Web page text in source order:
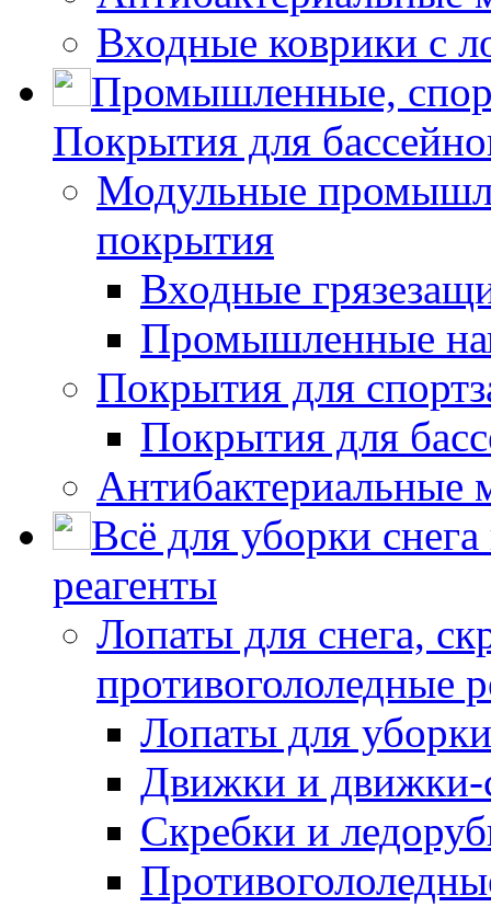
Входные коврики с
Промышленные,
Покрытия для
Модульные
покрытия
Входные
Промышленные
Покрытия для
Покрытия для
Антибактериальные
Всё для уборки
реагенты
Лопаты для снега,
противогололедные
Лопаты для
Движки и движки-
Скребки и